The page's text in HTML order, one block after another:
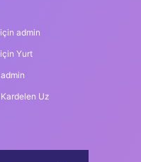
için admin
için Yurt
admin
Kardelen Uz